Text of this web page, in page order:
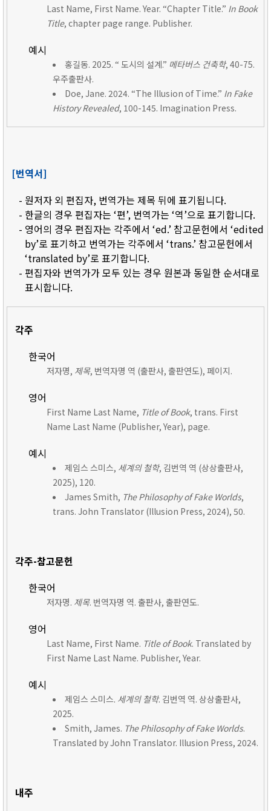
Last Name, First Name. Year. “Chapter Title.” In Book
Title, chapter page range. Publisher.
예시
홍길동. 2025. “ 도시의 설계.” 메타버스 건축학, 40-75.
우주출판사.
Doe, Jane. 2024. “The Illusion of Time.” In Fake
History Revealed, 100-145. Imagination Press.
[번역서]
- 원저자 외 편집자, 번역가는 제목 뒤에 표기됩니다.
- 한글의 경우 편집자는 ‘편’, 번역가는 ‘역’으로 표기합니다.
- 영어의 경우 편집자는 각주에서 ‘ed.’ 참고문헌에서 ‘edited
by’로 표기하고 번역가는 각주에서 ‘trans.’ 참고문헌에서
‘translated by’로 표기합니다.
- 편집자와 번역가가 모두 있는 경우 원본과 동일한 순서대로
표시합니다.
각주
한국어
저자명, 제목, 번역자명 역 (출판사, 출판연도), 페이지.
영어
First Name Last Name, Title of Book, trans. First
Name Last Name (Publisher, Year), page.
예시
제임스 스미스, 세계의 철학, 김번역 역 (상상출판사,
2025), 120.
James Smith, The Philosophy of Fake Worlds,
trans. John Translator (Illusion Press, 2024), 50.
각주-참고문헌
한국어
저자명. 제목. 번역자명 역. 출판사, 출판연도.
영어
Last Name, First Name. Title of Book. Translated by
First Name Last Name. Publisher, Year.
예시
제임스 스미스. 세계의 철학. 김번역 역. 상상출판사,
2025.
Smith, James. The Philosophy of Fake Worlds.
Translated by John Translator. Illusion Press, 2024.
내주